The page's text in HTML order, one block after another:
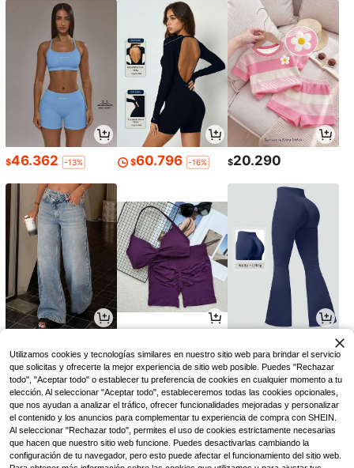
$46.362 -13% $60.796 -16% $20.290
Utilizamos cookies y tecnologías similares en nuestro sitio web para brindar el servicio
que solicitas y ofrecerte la mejor experiencia de sitio web posible. Puedes "Rechazar
todo", "Aceptar todo" o establecer tu preferencia de cookies en cualquier momento a tu
elección. Al seleccionar "Aceptar todo", estableceremos todas las cookies opcionales,
que nos ayudan a analizar el tráfico, ofrecer funcionalidades mejoradas y personalizar
el contenido y los anuncios para complementar tu experiencia de compra con SHEIN.
Al seleccionar "Rechazar todo", permites el uso de cookies estrictamente necesarias
que hacen que nuestro sitio web funcione. Puedes desactivarlas cambiando la
configuración de tu navegador, pero esto puede afectar el funcionamiento del sitio web.